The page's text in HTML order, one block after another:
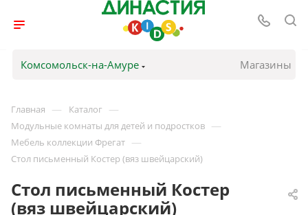
Комсомольск-на-Амуре Магазины
Главная — Каталог —
Модульные комнаты для детей и подростков —
Мебель коллекции Фрегат —
Стол письменный Костер (вяз швейцарский)
Стол письменный Костер
(вяз швейцарский)